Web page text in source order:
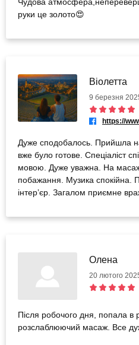
руки це золото😍
Віолетта
9 березня
Дуже сподобалось. Прийшла
вже було готове. Спеціаліст
мовою. Дуже уважна. На
побажання. Музика спокійна.
інтерʼєр. Загалом приємне
Олена
20 лютого
Після робочого дня, попала в
розслаблюючий масаж. Все